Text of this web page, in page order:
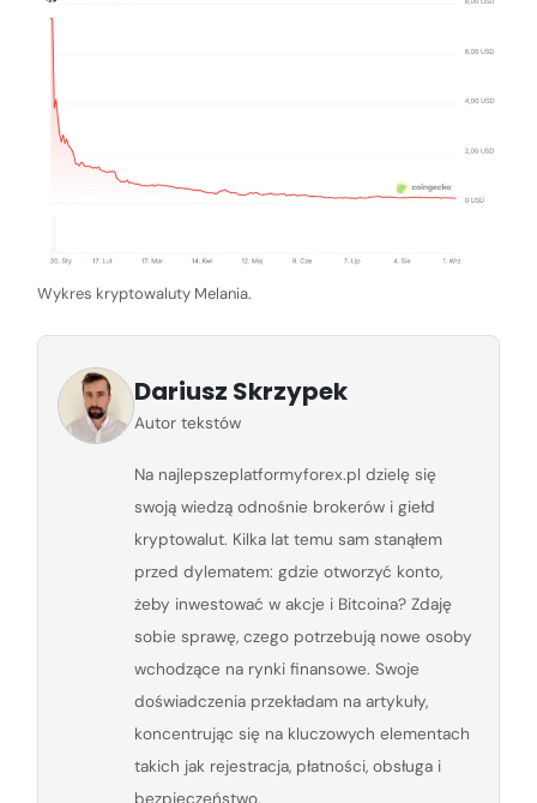
Wykres kryptowaluty Melania.
Dariusz Skrzypek
Autor tekstów
Na najlepszeplatformyforex.pl dzielę się
swoją wiedzą odnośnie brokerów i giełd
kryptowalut. Kilka lat temu sam stanąłem
przed dylematem: gdzie otworzyć konto,
żeby inwestować w akcje i Bitcoina? Zdaję
sobie sprawę, czego potrzebują nowe osoby
wchodzące na rynki finansowe. Swoje
doświadczenia przekładam na artykuły,
koncentrując się na kluczowych elementach
takich jak rejestracja, płatności, obsługa i
bezpieczeństwo.